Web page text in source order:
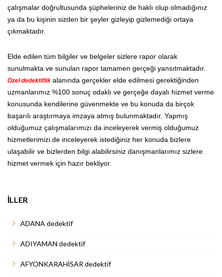
çalışmalar doğrultusunda şüpheleriniz de haklı olup olmadığınız
ya da bu kişinin sizden bir şeyler gizleyip gizlemediği ortaya
çıkmaktadır.
Elde edilen tüm bilgiler ve belgeler sizlere rapor olarak
sunulmakta ve sunulan rapor tamamen gerçeği yansıtmaktadır.
Özel dedektiflik alanında gerçekler elde edilmesi gerektiğinden
uzmanlarımız %100 sonuç odaklı ve gerçeğe dayalı hizmet verme
konusunda kendilerine güvenmekte ve bu konuda da birçok
başarılı araştırmaya imzaya atmış bulunmaktadır. Yapmış
olduğumuz çalışmalarımızı da inceleyerek vermiş olduğumuz
hizmetlerimizi de inceleyerek istediğiniz her konuda bizlere
ulaşabilir ve bizlerden bilgi alabilirsiniz danışmanlarımız sizlere
hizmet vermek için hazır bekliyor.
İLLER
ADANA dedektif
ADIYAMAN dedektif
AFYONKARAHİSAR dedektif